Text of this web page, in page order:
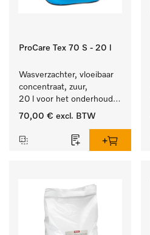
ProCare Tex 70 S - 20 l
Wasverzachter, vloeibaar
concentraat, zuur,
20 l voor het onderhoud
van vezels zodat het
70,00 € excl. BTW